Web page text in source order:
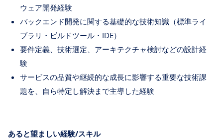
ウェア開発経験
バックエンド開発に関する基礎的な技術知識（標準ライ
ブラリ・ビルドツール・IDE）
要件定義、技術選定、アーキテクチャ検討などの設計経
験
サービスの品質や継続的な成長に影響する重要な技術課
題を、自ら特定し解決まで主導した経験
あると望ましい経験/スキル